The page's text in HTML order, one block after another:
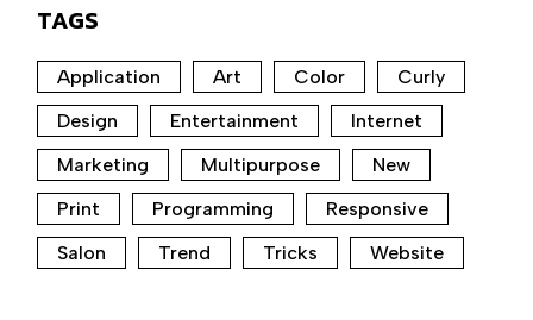
TAGS
Application Art Color
Curly
Design
Entertainment
Internet
Marketing
Multipurpose
New
Print
Programming
Responsive
Salon
Trend Tricks Website